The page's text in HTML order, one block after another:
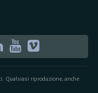
Qualsiasi riproduzione, anche